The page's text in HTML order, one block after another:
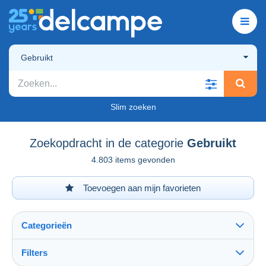
Gebruikt
Slim zoeken
Zoekopdracht in de categorie Gebruikt
4.803 items gevonden
Toevoegen aan mijn favorieten
Categorieën
Filters